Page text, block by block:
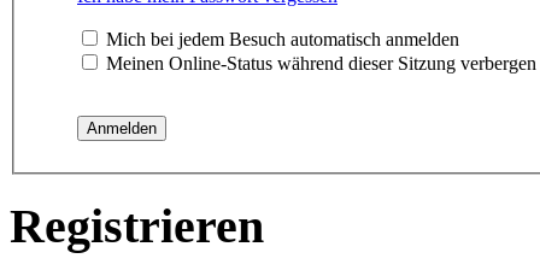
Mich bei jedem Besuch automatisch anmelden
Meinen Online-Status während dieser Sitzung verbergen
Registrieren